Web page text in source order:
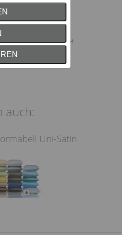
Bedarf) eine
auch:
Uni-Satin